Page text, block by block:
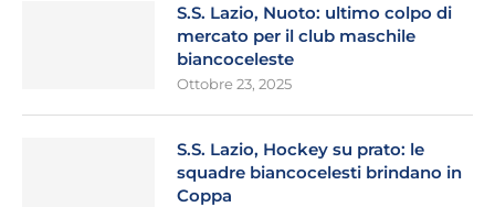
S.S. Lazio, Nuoto: ultimo colpo di
mercato per il club maschile
biancoceleste
Ottobre 23, 2025
S.S. Lazio, Hockey su prato: le
squadre biancocelesti brindano in
Coppa